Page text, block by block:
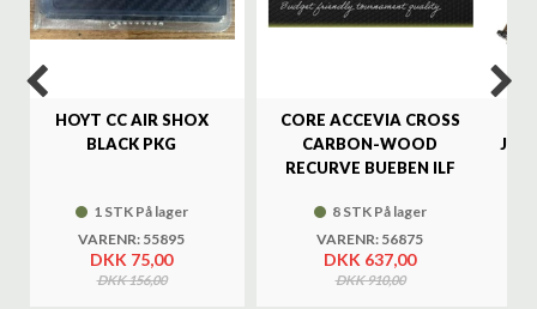
HOYT CC AIR SHOX
BLACK PKG
1 STK På lager
VARENR: 55895
DKK 75,00
DKK 156,00
CORE ACCEVIA CROSS
CARBON-WOOD
RECURVE BUEBEN ILF
8 STK På lager
VARENR: 56875
DKK 637,00
DKK 910,00